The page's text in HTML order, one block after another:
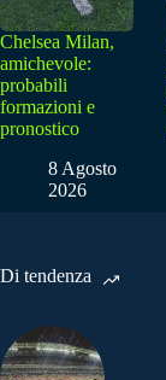
Chelsea Milan,
amichevole:
probabili
formazioni e
pronostico
8 Agosto
2026
Di tendenza